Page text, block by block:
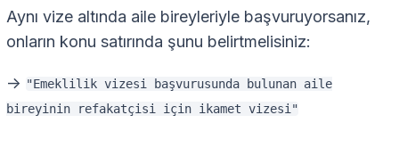
Aynı vize altında aile bireyleriyle başvuruyorsanız,
onların konu satırında şunu belirtmelisiniz:
-> "Emeklilik vizesi başvurusunda bulunan aile
bireyinin refakatçisi için ikamet vizesi"